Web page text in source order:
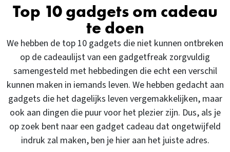
Top 10 gadgets om cadeau
te doen
We hebben de top 10 gadgets die niet kunnen ontbreken
op de cadeaulijst van een gadgetfreak zorgvuldig
samengesteld met hebbedingen die echt een verschil
kunnen maken in iemands leven. We hebben gedacht aan
gadgets die het dagelijks leven vergemakkelijken, maar
ook aan dingen die puur voor het plezier zijn. Dus, als je
op zoek bent naar een gadget cadeau dat ongetwijfeld
indruk zal maken, ben je hier aan het juiste adres.